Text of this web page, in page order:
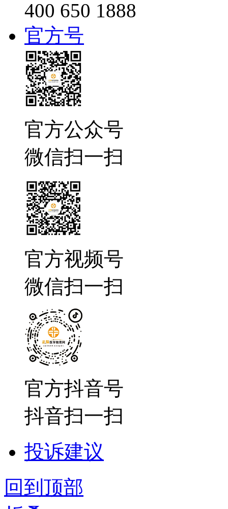
400 650 1888
官方号
官方公众号
微信扫一扫
官方视频号
微信扫一扫
官方抖音号
抖音扫一扫
投诉建议
回到顶部